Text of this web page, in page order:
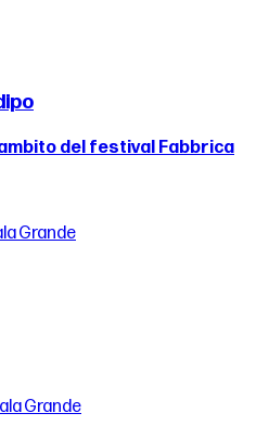
del festival Fabbrica
Grande
Grande